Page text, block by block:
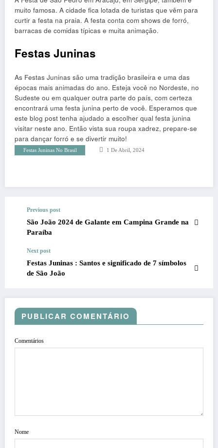
muito famosa. A cidade fica lotada de turistas que vêm para
curtir a festa na praia. A festa conta com shows de forró,
barracas de comidas típicas e muita animação.
Festas Juninas
As Festas Juninas são uma tradição brasileira e uma das
épocas mais animadas do ano. Esteja você no Nordeste, no
Sudeste ou em qualquer outra parte do país, com certeza
encontrará uma festa junina perto de você. Esperamos que
este blog post tenha ajudado a escolher qual festa junina
visitar neste ano. Então vista sua roupa xadrez, prepare-se
para dançar forró e se divertir muito!
Festas Juninas No Brasil 1 De Abril, 2024
Previous post
São João 2024 de Galante em Campina Grande na
Paraíba
Next post
Festas Juninas : Santos e significado de 7 símbolos
de São João
PUBLICAR COMENTÁRIO
Comentários
Nome